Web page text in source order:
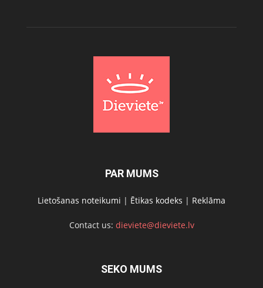
PAR MUMS
Lietošanas noteikumi | Ētikas kodeks | Reklāma
Contact us: dieviete@dieviete.lv
SEKO MUMS